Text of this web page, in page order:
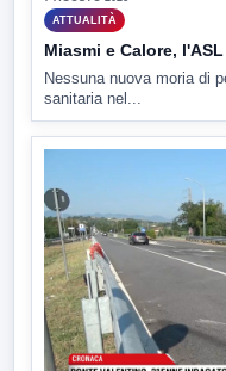
ATTUALITÀ
Miasmi e Calore,
Nessuna nuova moria di
sanitaria nel...